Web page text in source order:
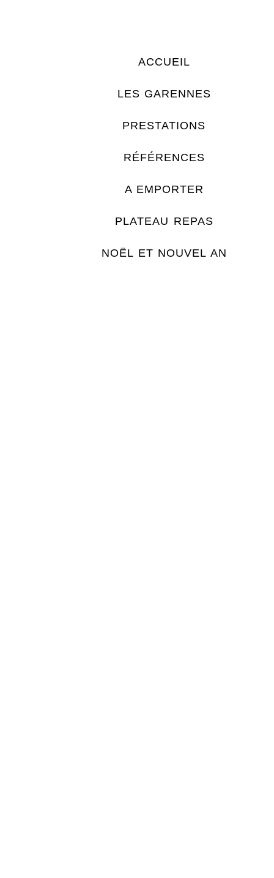
ACCUEIL
LES GARENNES
PRESTATIONS
RÉFÉRENCES
A EMPORTER
PLATEAU REPAS
NOËL ET NOUVEL AN